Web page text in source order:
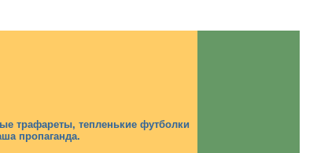
трафареты, тепленькие футболки
пропаганда.